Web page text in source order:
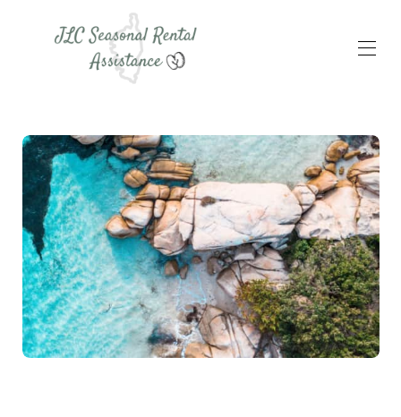
Tutte le proprietà ▾
Destinazioni & tempo libero
Viaggio
A proposito ▾
Promozioni
Contatto